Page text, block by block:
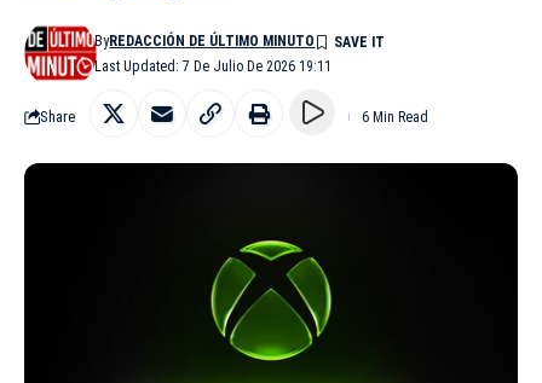
Last Updated: 7 De Julio De 2026 19:11
ByREDACCIÓN DE ÚLTIMO MINUTO
Share 6 Min Read